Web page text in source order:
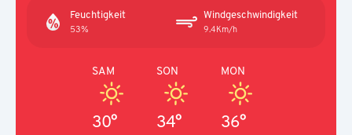
Feuchtigkeit
53%
Windgeschwindigkeit
9.4Km/h
SAM
30°
SON
34°
MON
36°